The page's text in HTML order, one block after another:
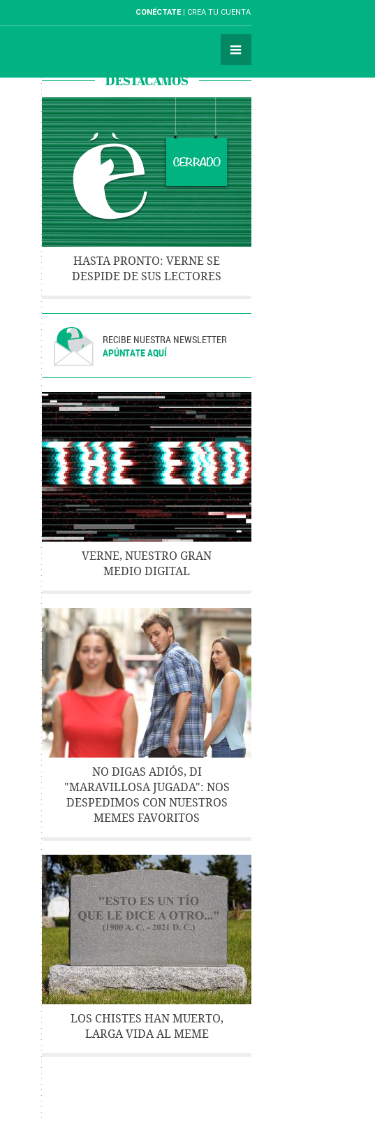
CONÉCTATE CREA TU CUENTA
DESTACAMOS
HASTA PRONTO: VERNE SE
DESPIDE DE SUS LECTORES
RECIBE NUESTRA NEWSLETTER
APÚNTATE AQUÍ
VERNE, NUESTRO GRAN
MEDIO DIGITAL
NO DIGAS ADIÓS, DI
"MARAVILLOSA JUGADA": NOS
DESPEDIMOS CON NUESTROS
MEMES FAVORITOS
LOS CHISTES HAN MUERTO,
LARGA VIDA AL MEME